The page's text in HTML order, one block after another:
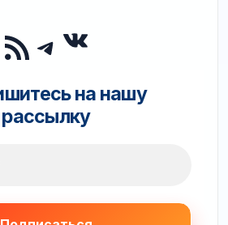
RSS-лента
Telegram
ВКонтакте
на нашу
рассылку